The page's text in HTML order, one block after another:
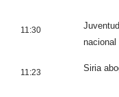
11:30
nacional
11:23 Siria